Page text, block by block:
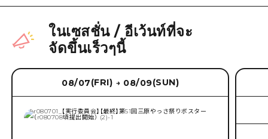
ในเซสชั่น/ อีเว้นท์ที่จะ
จัดขึ้นเร็วๆนี้
08/07(FRI) → 08/09(SUN)